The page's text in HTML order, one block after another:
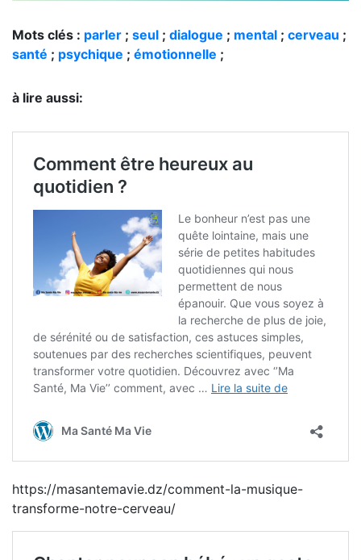
Mots clés : parler ; seul ; dialogue ; mental ; cerveau ;
santé ; psychique ; émotionnelle ;
à lire aussi:
https://masantemavie.dz/comment-la-musique-
transforme-notre-cerveau/